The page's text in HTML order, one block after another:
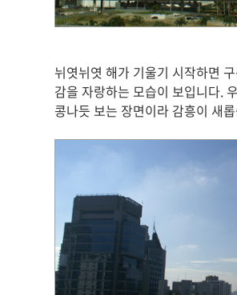
뉘엿뉘엿 해가 기울기 시작하면
감을 자랑하는 모습이 보입니다.
콩나듯 보는 장면이라 감흥이 새